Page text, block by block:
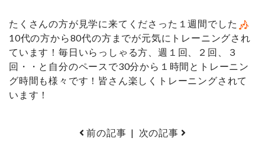
たくさんの方が見学に来てくださった１週間でした
10代の方から80代の方までが元気にトレーニングされ
ています！毎日いらっしゃる方、週１回、２回、３
回・・と自分のペースで30分から１時間とトレーニン
グ時間も様々です！皆さん楽しくトレーニングされて
います！
前の記事 | 次の記事